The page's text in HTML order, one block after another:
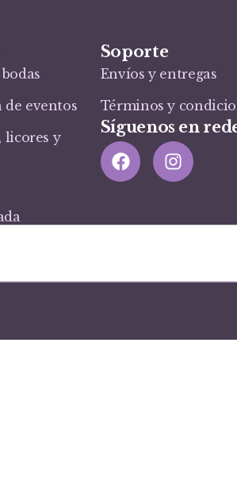
de eventos
licores y
Soporte
Envíos y entregas
Términos y
Síguenos en